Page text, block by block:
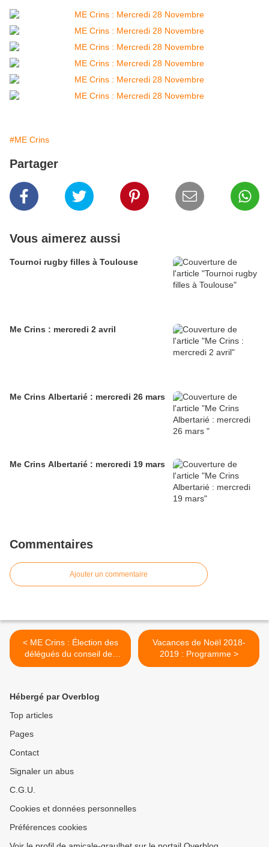
#ME Crins
Partager
Vous aimerez aussi
Tournoi rugby filles à Toulouse
Me Crins : mercredi 2 avril
Me Crins Albertarié : mercredi 26 mars
Me Crins Albertarié : mercredi 19 mars
Commentaires
Ajouter un commentaire
< ME Crins : Élection des
délégués du conseil des
enfants
Vacances de Noël 2018-
2019 : Programme >
Hébergé par Overblog
Top articles
Pages
Contact
Signaler un abus
C.G.U.
Cookies et données personnelles
Préférences cookies